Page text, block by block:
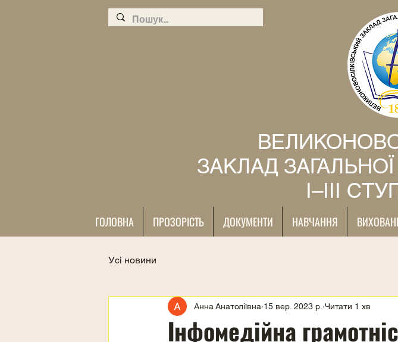
ЗАКЛАД
І–ІІІ
ГОЛОВНА ПРОЗОРІСТЬ ДОКУМЕНТИ НАВЧАННЯ
Усі новини
Інфомедійна
Анна Анатоліївна 15 вер. 2023 р. Читати 1 хв